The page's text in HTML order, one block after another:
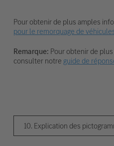
Pour obtenir de plus amples
pour le remorquage de
Remarque: Pour obtenir de
consulter notreguide de
10. Explication des